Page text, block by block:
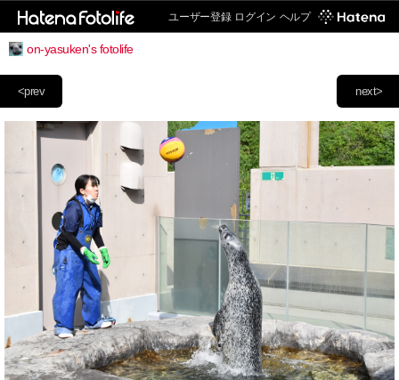
ユーザー登録 ログイン ヘルプ
on-yasuken's fotolife
next>
<prev